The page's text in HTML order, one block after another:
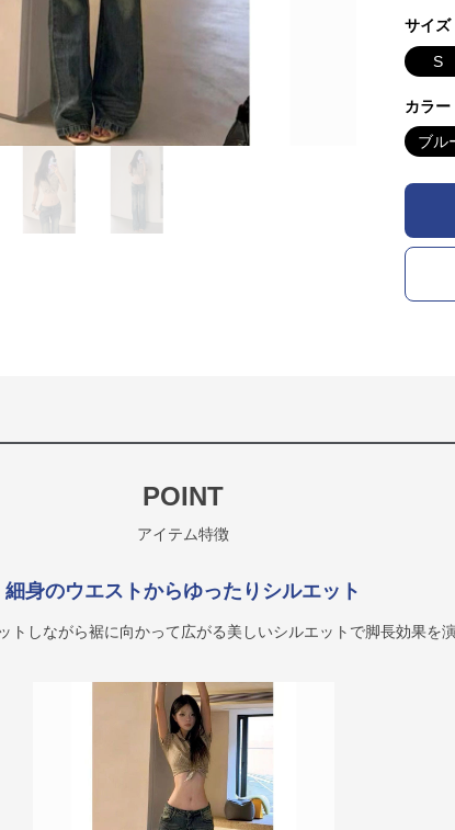
サイズ
S
カラー
ブル
POINT
アイテム特徴
細身のウエストからゆったりシルエット
トしながら裾に向かって広がる美しいシルエットで脚長効果を